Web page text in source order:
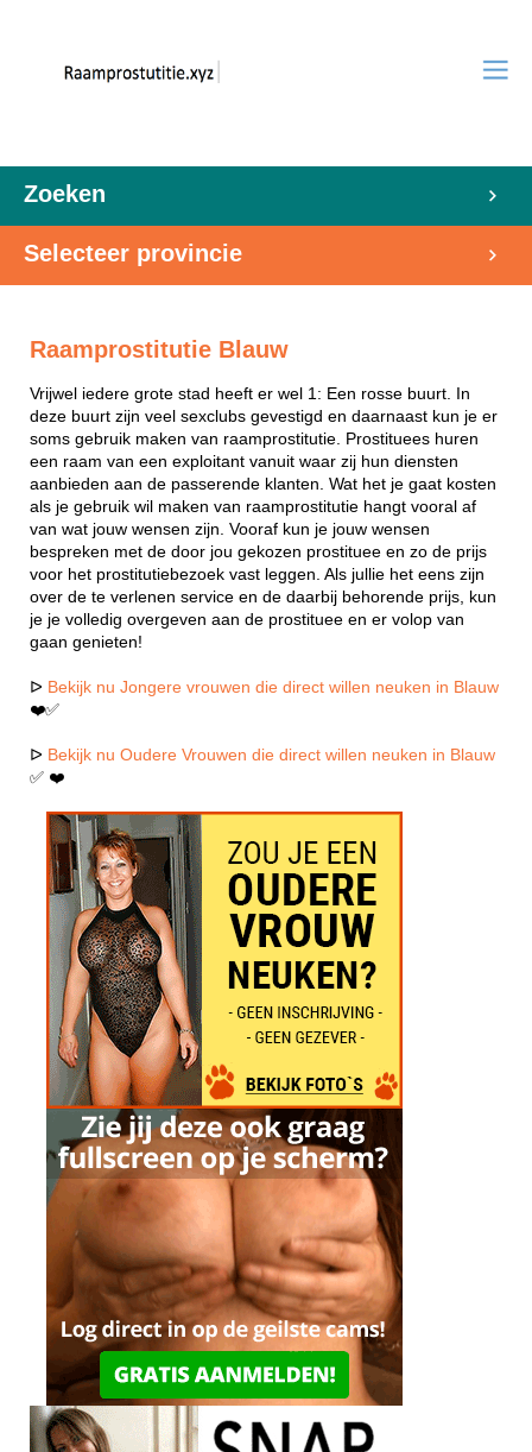
Zoeken
Selecteer provincie
Raamprostitutie Blauw
Vrijwel iedere grote stad heeft er wel 1: Een rosse buurt. In
deze buurt zijn veel sexclubs gevestigd en daarnaast kun je er
soms gebruik maken van raamprostitutie. Prostituees huren
een raam van een exploitant vanuit waar zij hun diensten
aanbieden aan de passerende klanten. Wat het je gaat kosten
als je gebruik wil maken van raamprostitutie hangt vooral af
van wat jouw wensen zijn. Vooraf kun je jouw wensen
bespreken met de door jou gekozen prostituee en zo de prijs
voor het prostitutiebezoek vast leggen. Als jullie het eens zijn
over de te verlenen service en de daarbij behorende prijs, kun
je je volledig overgeven aan de prostituee en er volop van
gaan genieten!
ᐅ Bekijk nu Jongere vrouwen die direct willen neuken in Blauw
❤️✅
ᐅ Bekijk nu Oudere Vrouwen die direct willen neuken in Blauw
✅ ❤️